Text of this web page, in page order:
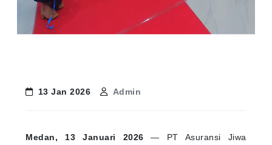
13 Jan 2026 Admin
Medan, 13 Januari 2026 — PT Asuransi Jiwa